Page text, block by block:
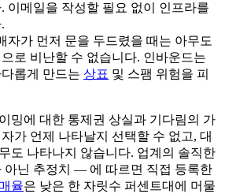
이메일을 작성할 필요 없이 인프라를
자가 먼저 문을 두드렸을 때는 아무도
로 비난할 수 없습니다. 인바운드는
롭게 만드는 상표 및 스팸 위험을 피
밍에 대한 통제권 상실과 기다림의 가
가 언제 나타날지 선택할 수 없고, 대
도 나타나지 않습니다. 업계의 솔직한
닌 추정치 — 에 따르면 직접 등록한
율은 낮은 한 자릿수 퍼센트대에 머물